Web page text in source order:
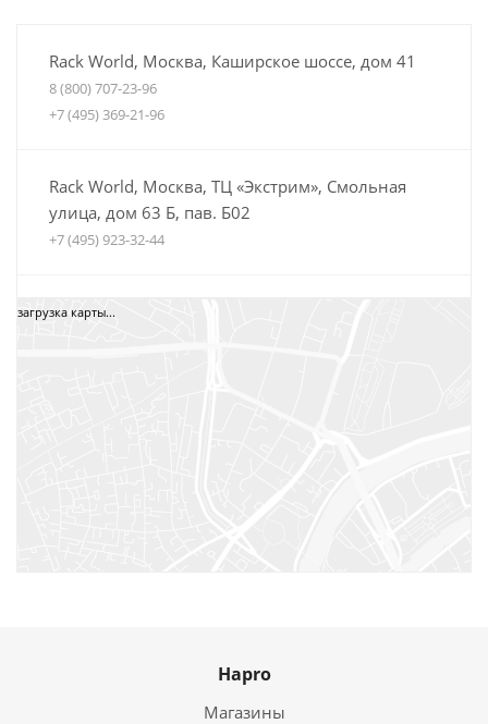
Rack World, Москва, Каширское шоссе, дом 41
8 (800) 707-23-96
+7 (495) 369-21-96
Rack World, Москва, ТЦ «Экстрим», Смольная
улица, дом 63 Б, пав. Б02
+7 (495) 923-32-44
Автобагажники Boxteam.ru, ТЦ СпортЕХ, Москва,
загрузка карты...
Hapro
Магазины